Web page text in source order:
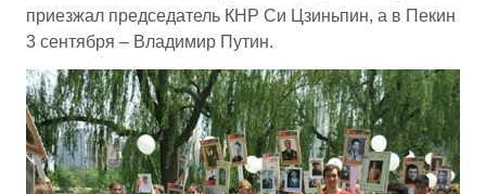
приезжал председатель КНР Си Цзиньпин, а в Пекин
3 сентября – Владимир Путин.